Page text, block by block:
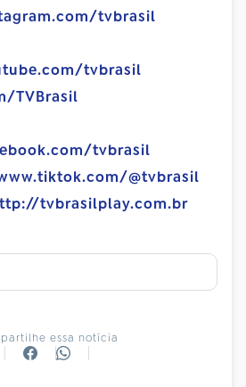
tvbrasil
tvbrasil
TVBrasil
tvbrasil
@tvbrasil
tvbrasilplay.com.br
essa notícia